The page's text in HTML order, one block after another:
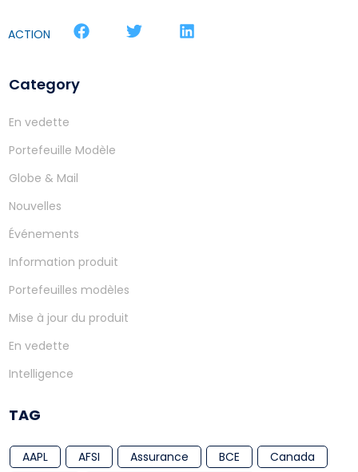
ACTION
Category
En vedette
Portefeuille Modèle
Globe & Mail
Nouvelles
Événements
Information produit
Portefeuilles modèles
Mise à jour du produit
En vedette
Intelligence
TAG
AAPL AFSI Assurance BCE
Canada